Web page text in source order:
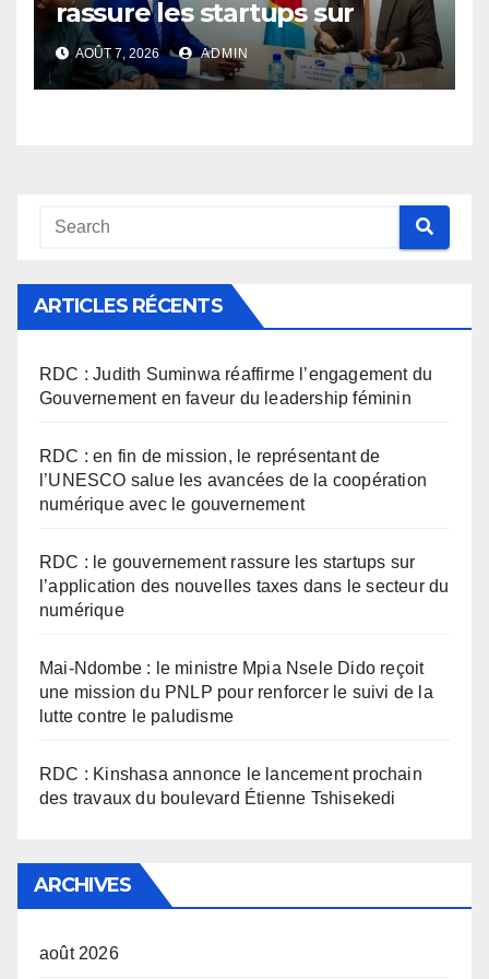
rassure les startups sur
l’application des nouvelles
taxes dans le secteur du
numérique
AOÛT 7, 2026 ADMIN
ARTICLES RÉCENTS
RDC : Judith Suminwa réaffirme l’engagement du
Gouvernement en faveur du leadership féminin
RDC : en fin de mission, le représentant de
l’UNESCO salue les avancées de la coopération
numérique avec le gouvernement
RDC : le gouvernement rassure les startups sur
l’application des nouvelles taxes dans le secteur du
numérique
Mai-Ndombe : le ministre Mpia Nsele Dido reçoit
une mission du PNLP pour renforcer le suivi de la
lutte contre le paludisme
RDC : Kinshasa annonce le lancement prochain
des travaux du boulevard Étienne Tshisekedi
ARCHIVES
août 2026